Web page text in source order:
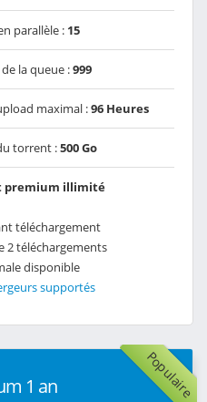
parallèle : 15
la queue :999
maximal :96 Heures
torrent :500 Go
premium illimité
téléchargement
2 téléchargements
disponible
supportés
Populaire
1 an